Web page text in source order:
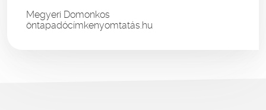
Megyeri Domonkos
öntapadócímkenyomtatás.hu